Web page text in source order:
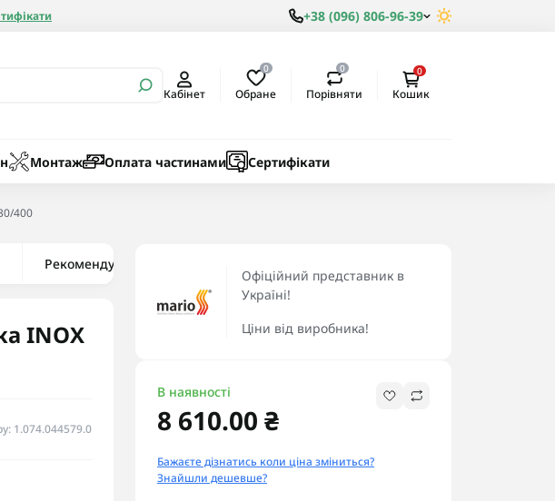
+38 (096) 806-96-39
Кабінет
0
Обране
0
Порівняти
0
Кошик
Монтаж Оплата частинами Сертифікати
Колби
400
Рекомендуємо
INOX
1.074.044579.0
Офіційний представник в
Україні!
Ціни від виробника!
В наявності
8 610.00 ₴
Бажаєте дізнатись коли ціна зміниться?
Знайшли дешевше?